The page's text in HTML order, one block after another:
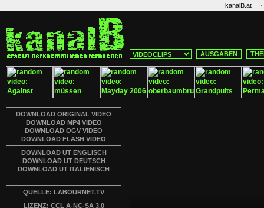
kanalB.at ·
AUSGABEN
DOWNLOAD ORIGINAL VIDEO
DOWNLOAD MP4 VIDEO
DOWNLOAD OGV VIDEO
DOWNLOAD FLASH VIDEO
DOWNLOAD UT ENGLISCH
DOWNLOAD UT DEUTSCH
DOWNLOAD UT ITALIENISCH
QUELLE: LABOURNET.TV
LIZENZ: CCL A-NC-SA 3.0